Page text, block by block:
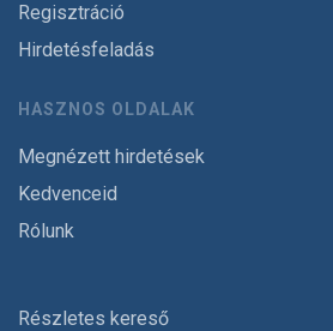
Regisztráció
Hirdetésfeladás
HASZNOS OLDALAK
Megnézett hirdetések
Kedvenceid
Rólunk
Részletes kereső